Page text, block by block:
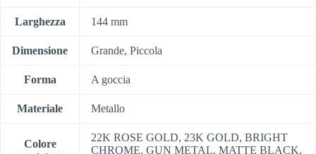
Larghezza 144 mm
Dimensione Grande, Piccola
Forma A goccia
Materiale Metallo
Colore
22K ROSE GOLD, 23K GOLD, BRIGHT
CHROME, GUN METAL, MATTE BLACK,